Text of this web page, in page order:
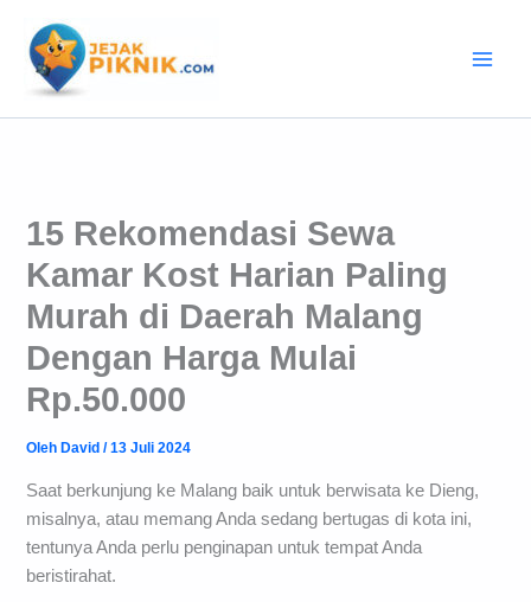
konten
15 Rekomendasi Sewa
Kamar Kost Harian Paling
Murah di Daerah Malang
Dengan Harga Mulai
Rp.50.000
Oleh David/13 Juli 2024
Saat berkunjung ke Malang baik untuk berwisata ke Dieng,
misalnya, atau memang Anda sedang bertugas di kota ini,
tentunya Anda perlu penginapan untuk tempat Anda
beristirahat.